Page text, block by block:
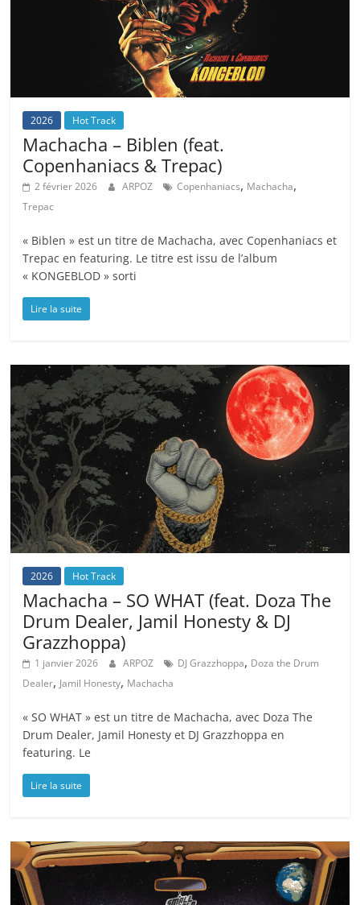
2026 Hot Track
Machacha – Biblen (feat.
Copenhaniacs & Trepac)
2 février 2026 ARPOZ Copenhaniacs, Machacha,
Trepac
« Biblen » est un titre de Machacha, avec Copenhaniacs et
Trepac en featuring. Le titre est issu de l’album
« KONGEBLOD » sorti
Lire la suite
2026 Hot Track
Machacha – SO WHAT (feat. Doza The
Drum Dealer, Jamil Honesty & DJ
Grazzhoppa)
1 janvier 2026 ARPOZ DJ Grazzhoppa, Doza the Drum
Dealer, Jamil Honesty, Machacha
« SO WHAT » est un titre de Machacha, avec Doza The
Drum Dealer, Jamil Honesty et DJ Grazzhoppa en
featuring. Le
Lire la suite